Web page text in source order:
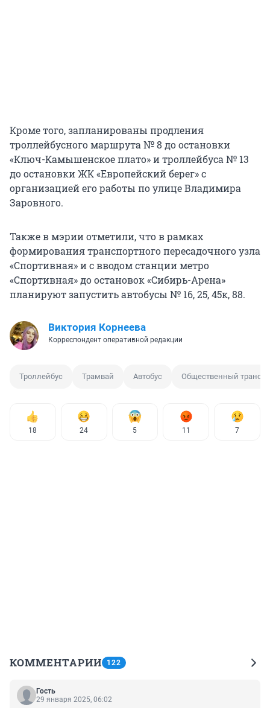
Кроме того, запланированы продления
троллейбусного маршрута № 8 до остановки
«Ключ-Камышенское плато» и троллейбуса № 13
до остановки ЖК «Европейский берег» с
организацией его работы по улице Владимира
Заровного.
Также в мэрии отметили, что в рамках
формирования транспортного пересадочного узла
«Спортивная» и с вводом станции метро
«Спортивная» до остановок «Сибирь-Арена»
планируют запустить автобусы № 16, 25, 45к, 88.
Виктория Корнеева
Корреспондент оперативной редакции
Троллейбус Трамвай Автобус Общественный
18 24 5 11 7
КОММЕНТАРИИ 122
Гость
29 января 2025, 06:02